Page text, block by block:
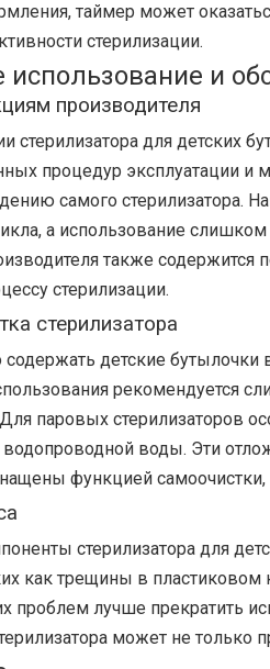
таймер может
стерилизации.
и
производителя
стерилизатора для детских
процедур эксплуатации и
самого стерилизатора.
а использование
также
стерилизации.
стерилизатора
детские бутылочки
рекомендуется
паровых стерилизаторов
воды. Эти
функцией
стерилизатора для
как трещины в пластиковом
проблем лучше прекратить
может не только